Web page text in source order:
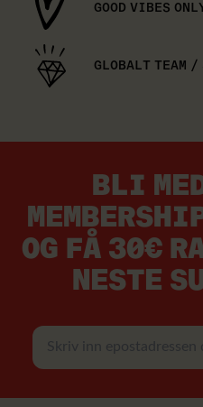
GOOD VIBES
GLOBALT TEAM
BLI
OG FÅ 30€
NESTE
Skriv
inn
epostadressen